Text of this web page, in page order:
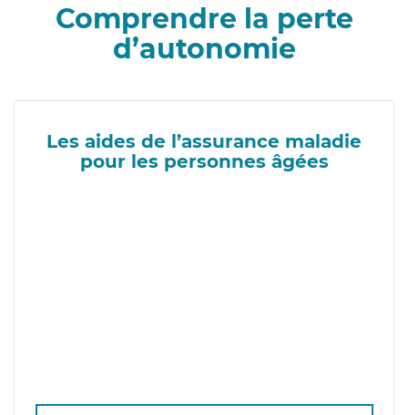
Comprendre la perte
d’autonomie
Les aides de l’assurance maladie
pour les personnes âgées